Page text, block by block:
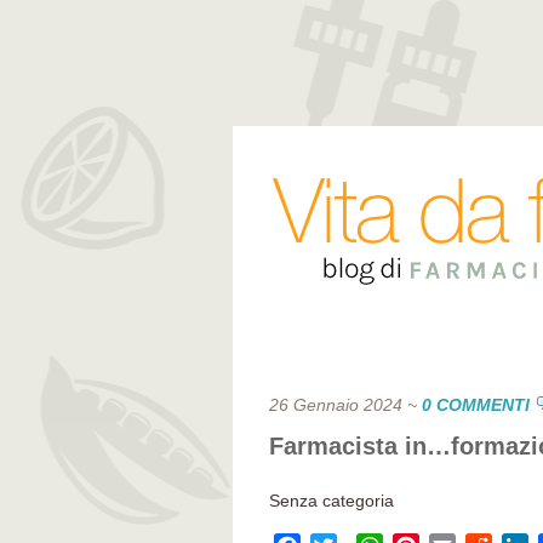
26 Gennaio 2024 ~ 0 COMMENTI
Farmacista
Senza categoria